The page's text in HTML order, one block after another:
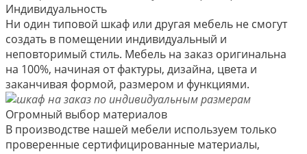
Индивидуальность
Ни один типовой шкаф или другая мебель не смогут
создать в помещении индивидуальный и
неповторимый стиль. Мебель на заказ оригинальна
на 100%, начиная от фактуры, дизайна, цвета и
заканчивая формой, размером и функциями.
Огромный выбор материалов
В производстве нашей мебели используем только
проверенные сертифицированные материалы,